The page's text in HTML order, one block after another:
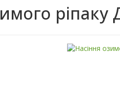
ріпаку